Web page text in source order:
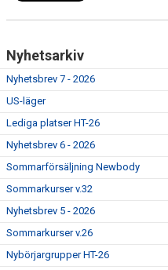
Nyhetsarkiv
Nyhetsbrev 7 - 2026
US-läger
Lediga platser HT-26
Nyhetsbrev 6 - 2026
Sommarförsäljning Newbody
Sommarkurser v.32
Nyhetsbrev 5 - 2026
Sommarkurser v.26
Nybörjargrupper HT-26